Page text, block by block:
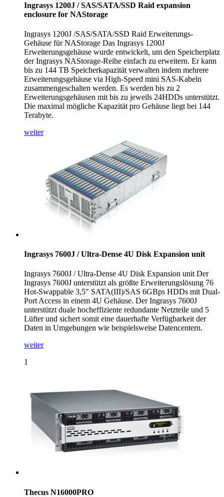
Ingrasys 1200J / SAS/SATA/SSD Raid expansion
enclosure for NAStorage
Ingrasys 1200J /SAS/SATA/SSD Raid Erweiterungs-
Gehäuse für NAStorage Das Ingrasys 1200J
Erweiterungsgehäuse wurde entwickelt, um den Speicherplatz
der Ingrasys NAStorage-Reihe einfach zu erweitern. Er kann
bis zu 144 TB Speicherkapazität verwalten indem mehrere
Erweiterungsgehäuse via High-Speed mini SAS-Kabeln
zusammengeschalten werden. Es werden bis zu 2
Erweiterungsgehäusen mit bis zu jeweils 24HDDs unterstützt.
Die maximal mögliche Kapazität pro Gehäuse liegt bei 144
Terabyte.
weiter
Ingrasys 7600J / Ultra-Dense 4U Disk Expansion unit
Ingrasys 7600J / Ultra-Dense 4U Disk Expansion unit Der
Ingrasys 7600J unterstützt als größte Erweiterungslösung 76
Hot-Swappable 3,5" SATA(III)/SAS 6GBps HDDs mit Dual-
Port Access in einem 4U Gehäuse. Der Ingrasys 7600J
unterstützt duale hocheffiziente redundante Netzteile und 5
Lüfter und sichert somit eine dauerhafte Verfügbarkeit der
Daten in Umgebungen wie beispielsweise Datencentern.
weiter
1
Thecus N16000PRO